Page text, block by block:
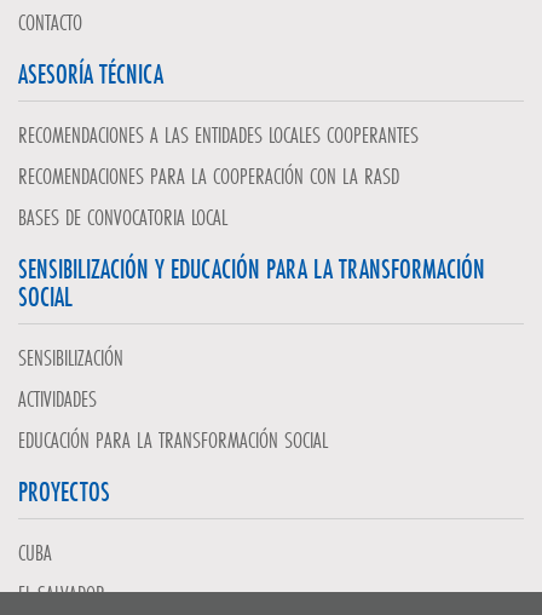
CONTACTO
ASESORÍA TÉCNICA
RECOMENDACIONES A LAS ENTIDADES LOCALES COOPERANTES
RECOMENDACIONES PARA LA COOPERACIÓN CON LA RASD
BASES DE CONVOCATORIA LOCAL
SENSIBILIZACIÓN Y EDUCACIÓN PARA LA TRANSFORMACIÓN
SOCIAL
SENSIBILIZACIÓN
ACTIVIDADES
EDUCACIÓN PARA LA TRANSFORMACIÓN SOCIAL
PROYECTOS
CUBA
EL SALVADOR